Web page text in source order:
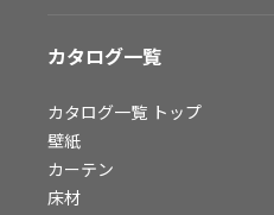
よくあるご質問
非住宅案件に関するお問い合わせ
カタログ一覧
カタログ一覧 トップ
壁紙
カーテン
床材